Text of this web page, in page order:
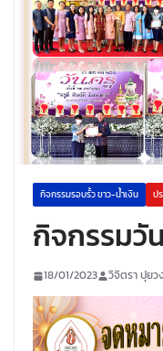
กิจกรรมรอบรั้ว ขาว-น้ำเงิน ป
กิจกรรมวั
18/01/2023 วิจิตรา ปุยว